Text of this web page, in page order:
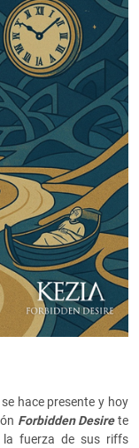
se hace presente y hoy
Forbidden Desirete
la fuerza de sus riffs